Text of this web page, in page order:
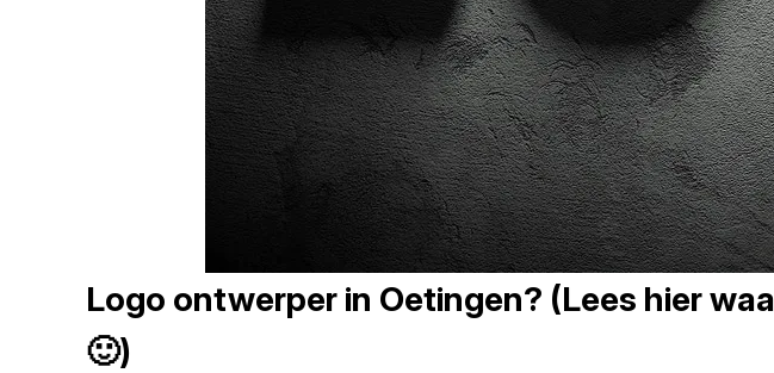
Logo ontwerper in Oetingen? (Lees hier
🙂)